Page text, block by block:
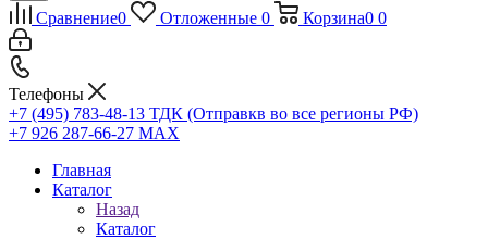
Сравнение0 Отложенные 0 Корзина0 0
Телефоны
+7 (495) 783-48-13 ТДК (Отправкв во все регионы РФ)
+7 926 287-66-27 МАХ
Главная
Каталог
Назад
Каталог